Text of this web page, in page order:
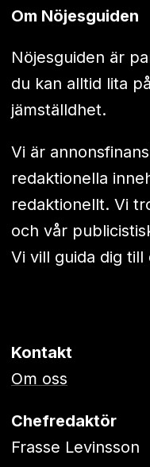
Om Nöjesguiden
Nöjesguiden är
du kan alltid lita
jämställdhet.
Vi är
redaktionella
redaktionellt. Vi
och vår
Vi vill guida dig
Kontakt
Om oss
Chefredaktör
Frasse Levinsson